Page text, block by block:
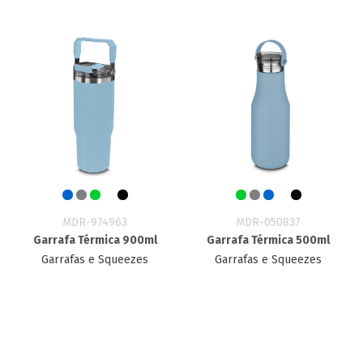
MDR-974963
Garrafa Térmica 900ml
Garrafas e Squeezes
MDR-050837
Garrafa Térmica 500ml
Garrafas e Squeezes